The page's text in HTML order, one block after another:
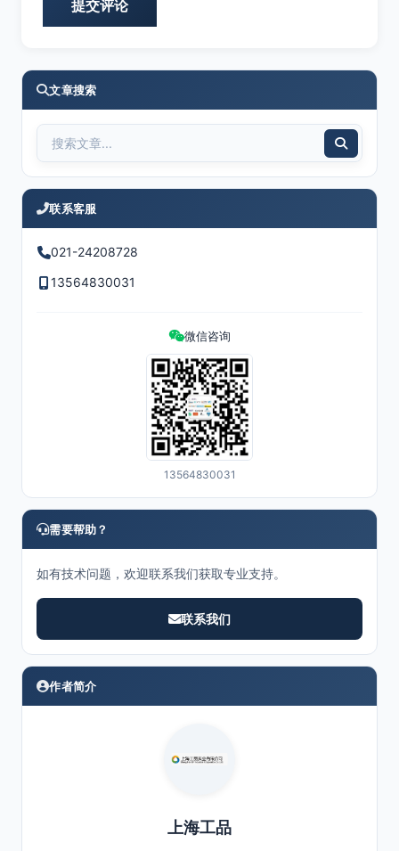
文章搜索
联系客服
021-24208728
13564830031
微信咨询
13564830031
需要帮助？
如有技术问题，欢迎联系我们获取专业支持。
联系我们
作者简介
上海工品